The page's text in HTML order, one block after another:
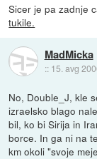
Sicer je pa zadnje
tukile.
MadMicka
:: 15. avg
No, Double_J, kle
izraelsko blago
bil, ko bi Sirija in
borce. In ga ni na
km okoli "svoje